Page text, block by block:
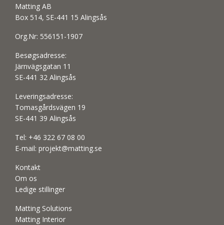
Matting AB
Box 514, SE-441 15 Alingsås
Org.Nr: 556151-1907
Besøgsadresse:
Järnvägsgatan 11
SE-441 32 Alingsås
Leveringsadresse:
Tomasgårdsvägen 19
SE-441 39 Alingsås
Tel: +46 322 67 08 00
E-mail: projekt@matting.se
Kontakt
Om os
Ledige stillinger
Matting Solutions
Matting Interior